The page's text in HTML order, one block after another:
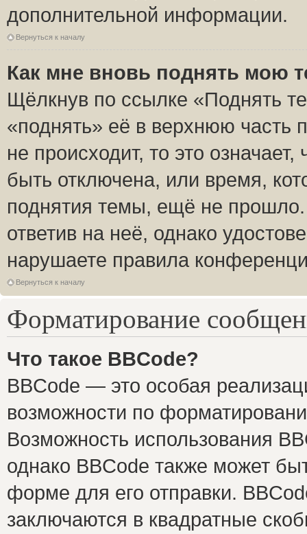
дополнительной информации.
Вернуться к началу
Как мне вновь поднять мою
Щёлкнув по ссылке «Поднять
«поднять» её в верхнюю часть
не происходит, то это
быть отключена, или время,
поднятия темы, ещё не
ответив на неё, однако
нарушаете правила
Вернуться к началу
Форматирование
Что такое BBCode?
BBCode — это особая
возможности по
Возможность использования
однако BBCode также может
форме для его отправки.
заключаются в квадратные